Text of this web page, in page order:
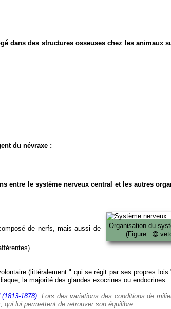
dans des structures osseuses chez les animaux
du névraxe :
entre le système nerveux central et les autres
Organisation du
(Figure :
de nerfs, mais aussi de
(littéralement " qui se régit par ses propres
la majorité des glandes exocrines ou endocrines.
1878). Lors des variations des conditions de
lui permettent de retrouver son équilibre.